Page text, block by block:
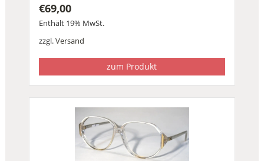
€69,00
Enthält 19% MwSt.
zzgl.Versand
zum Produkt